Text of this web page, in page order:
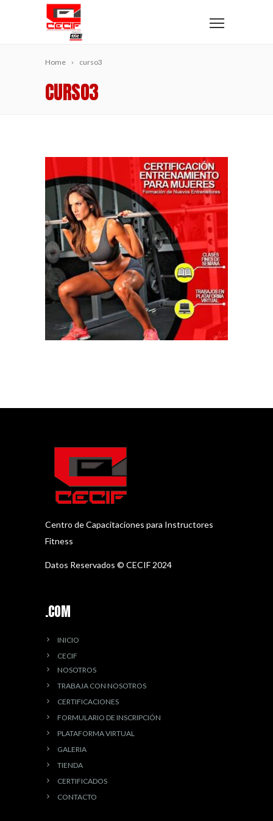
Home curso3
CURSO3
Centro de Capacitaciones para Instructores
Fitness
Datos Reservados © CECIF 2024
.COM
INICIO
CECIF
NOSOTROS
TRABAJA CON NOSOTROS
CERTIFICACIONES
FORMULARIO DE INSCRIPCIÓN
PLATAFORMA VIRTUAL
GALERIA
TIENDA
CERTIFICADOS
CONTACTO